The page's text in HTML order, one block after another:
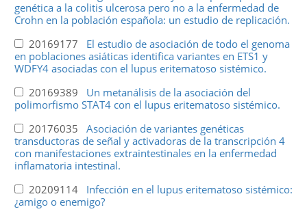
genética a la colitis ulcerosa pero no a la enfermedad de
Crohn en la población española: un estudio de replicación.
20169177 El estudio de asociación de todo el genoma
en poblaciones asiáticas identifica variantes en ETS1 y
WDFY4 asociadas con el lupus eritematoso sistémico.
20169389 Un metanálisis de la asociación del
polimorfismo STAT4 con el lupus eritematoso sistémico.
20176035 Asociación de variantes genéticas
transductoras de señal y activadoras de la transcripción 4
con manifestaciones extraintestinales en la enfermedad
inflamatoria intestinal.
20209114 Infección en el lupus eritematoso sistémico:
¿amigo o enemigo?